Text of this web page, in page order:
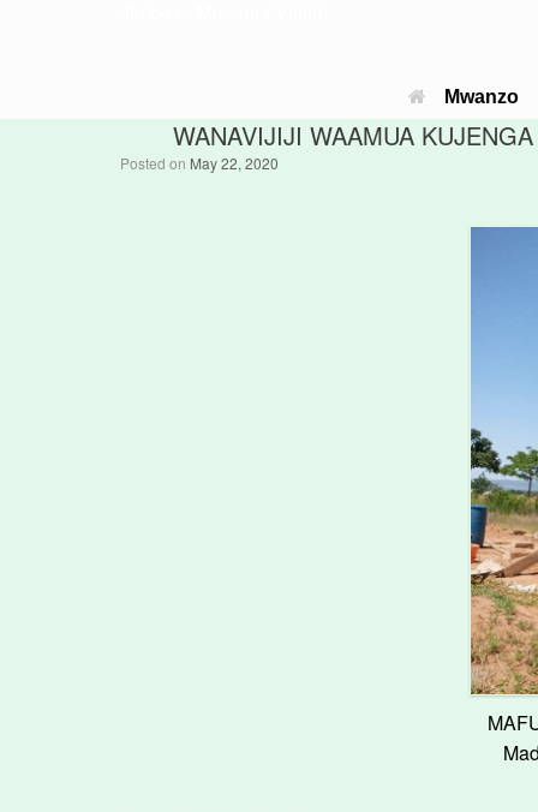
Mwanzo
WANAVIJIJI WAAMUA
Posted on May 22, 2020